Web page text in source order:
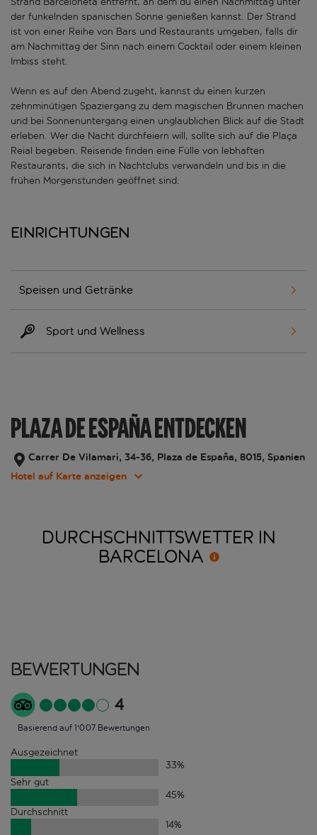
der funkelnden spanischen Sonne genießen kannst. Der Strand
ist von einer Reihe von Bars und Restaurants umgeben, falls dir
am Nachmittag der Sinn nach einem Cocktail oder einem kleinen
Imbiss steht.
Wenn es auf den Abend zugeht, kannst du einen kurzen
zehnminütigen Spaziergang zu dem magischen Brunnen machen
und bei Sonnenuntergang einen unglaublichen Blick auf die Stadt
erleben. Wer die Nacht durchfeiern will, sollte sich auf die Plaça
Reial begeben. Reisende finden eine Fülle von lebhaften
Restaurants, die sich in Nachtclubs verwandeln und bis in die
frühen Morgenstunden geöffnet sind.
Einrichtungen
Speisen und Getränke
Sport und Wellness
PLAZA DE ESPAÑA ENTDECKEN
Carrer De Vilamarí, 34-36, Plaza de España, 8015, Spanien
Hotel auf Karte anzeigen
DURCHSCHNITTSWETTER IN
BARCELONA
Bewertungen
4
Basierend auf 1'007 Bewertungen
Ausgezeichnet
33%
Sehr gut
45%
Durchschnitt
14%